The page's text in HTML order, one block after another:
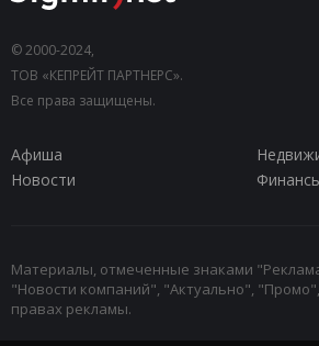
© 2000-2024,
ТОВ «КЕПРЕЙТ ПАРТНЕРС».
Все права защищены.
Афиша
Новости
Материалы, отмеченные знаками
"Новости компаний", "Актуально",
правах рекламы.